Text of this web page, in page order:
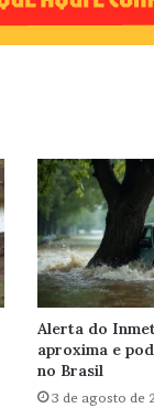
Alerta do
aproxima e
no Brasil
3 de agosto de